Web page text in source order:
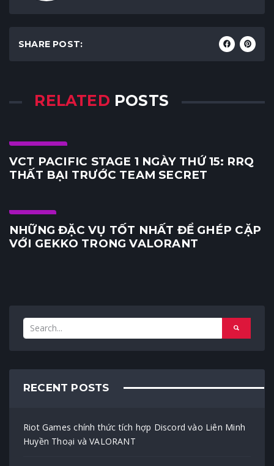
SHARE POST:
RELATED POSTS
E-Sports
VCT PACIFIC STAGE 1 NGÀY THỨ 15: RRQ
THẤT BẠI TRƯỚC TEAM SECRET
Agent
NHỮNG ĐẶC VỤ TỐT NHẤT ĐỂ GHÉP CẶP
VỚI GEKKO TRONG VALORANT
RECENT POSTS
Riot Games chính thức tích hợp Discord vào Liên Minh
Huyền Thoại và VALORANT